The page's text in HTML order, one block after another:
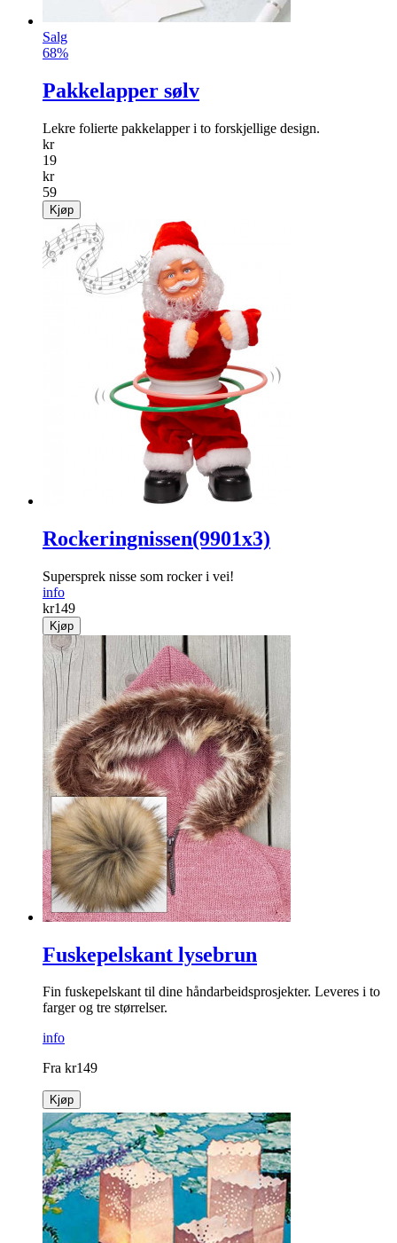
Salg
68%
Pakkelapper sølv
Lekre folierte pakkelapper i to forskjellige design.
kr
19
kr
59
Kjøp
Rockeringnissen(9901x3)
Supersprek nisse som rocker i vei!
info
kr149
Kjøp
Fuskepelskant lysebrun
Fin fuskepelskant til dine håndarbeidsprosjekter. Leveres i to
farger og tre størrelser.
info
Fra kr149
Kjøp